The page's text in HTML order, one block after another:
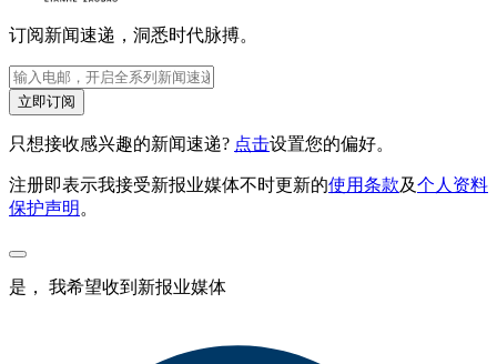
订阅新闻速递，洞悉时代脉搏。
立即订阅
只想接收感兴趣的新闻速递? 点击设置您的偏好。
注册即表示我接受新报业媒体不时更新的使用条款及个人资料
保护声明。
是， 我希望收到新报业媒体